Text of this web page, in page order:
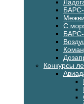
С
Конкурсы